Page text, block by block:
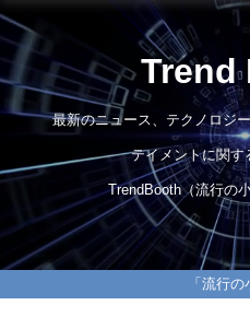
Trend
最新のニュース、テクノロジ
テイメントに関す
TrendBooth（流行の
「流行の